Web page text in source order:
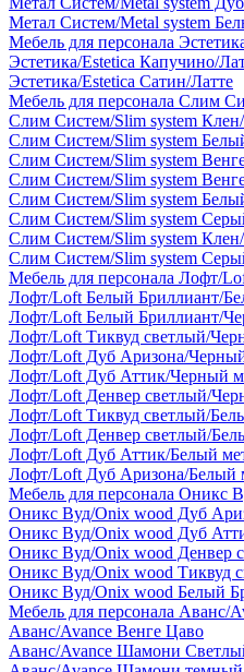
Метал Систем/Metal system
Мебель для персонала
Эстетика/Estetica Капучино/
Эстетика/Estetica Сатин/Латте
Мебель для персонала Слим
Слим Систем/Slim system
Слим Систем/Slim system
Слим Систем/Slim system
Слим Систем/Slim system
Слим Систем/Slim system
Слим Систем/Slim system
Слим Систем/Slim system
Слим Систем/Slim system
Мебель для персонала Лофт/
Лофт/Loft Белый Бриллиант/
Лофт/Loft Белый Бриллиант/
Лофт/Loft Тиквуд светлый/
Лофт/Loft Дуб Аризона/
Лофт/Loft Дуб Аттик/Черный
Лофт/Loft Денвер светлый/
Лофт/Loft Тиквуд светлый/
Лофт/Loft Денвер светлый/
Лофт/Loft Дуб Аттик/Белый
Лофт/Loft Дуб Аризона/Белый
Мебель для персонала Оникс
Оникс Вуд/Onix wood Дуб
Оникс Вуд/Onix wood Дуб
Оникс Вуд/Onix wood Денвер
Оникс Вуд/Onix wood Тиквуд
Оникс Вуд/Onix wood Белый
Мебель для персонала Аванс/
Аванс/Avance Венге Цаво
Аванс/Avance Шамони